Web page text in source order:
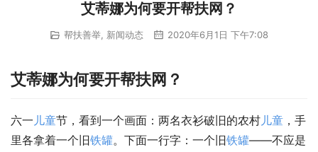
艾蒂娜为何要开帮扶网？
帮扶善举 新闻动态 2020年6月1日 下午7:08
艾蒂娜为何要开帮扶网？
六一 儿童节，看到一个画面：两名衣衫破旧的农村儿童 ，手
里各拿着一个旧铁罐。下面一行字：一个旧铁罐——不应是